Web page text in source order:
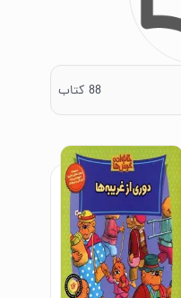
88 کتاب